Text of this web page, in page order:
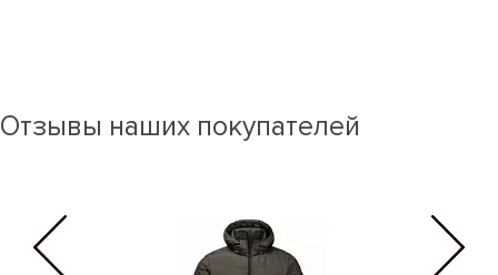
Отзывы наших покупателей